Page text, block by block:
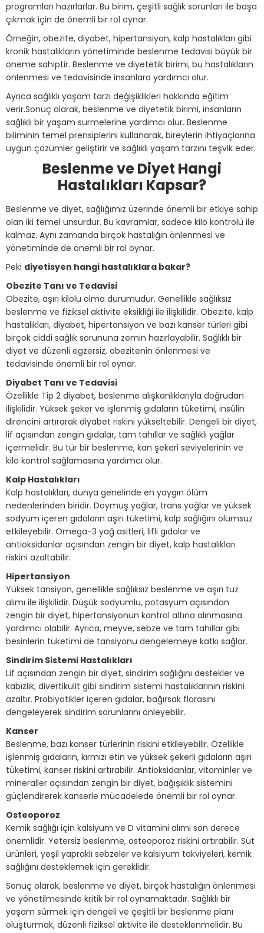
programları hazırlarlar. Bu birim, çeşitli sağlık sorunları ile başa
çıkmak için de önemli bir rol oynar.
Örneğin, obezite, diyabet, hipertansiyon, kalp hastalıkları gibi
kronik hastalıkların yönetiminde beslenme tedavisi büyük bir
öneme sahiptir. Beslenme ve diyetetik birimi, bu hastalıkların
önlenmesi ve tedavisinde insanlara yardımcı olur.
Ayrıca sağlıklı yaşam tarzı değişiklikleri hakkında eğitim
verir.Sonuç olarak, beslenme ve diyetetik birimi, insanların
sağlıklı bir yaşam sürmelerine yardımcı olur. Beslenme
biliminin temel prensiplerini kullanarak, bireylerin ihtiyaçlarına
uygun çözümler geliştirir ve sağlıklı yaşam tarzını teşvik eder.
Beslenme ve Diyet Hangi
Hastalıkları Kapsar?
Beslenme ve diyet, sağlığımız üzerinde önemli bir etkiye sahip
olan iki temel unsurdur. Bu kavramlar, sadece kilo kontrolü ile
kalmaz. Aynı zamanda birçok hastalığın önlenmesi ve
yönetiminde de önemli bir rol oynar.
Peki diyetisyen hangi hastalıklara bakar?
Obezite Tanı ve Tedavisi
Obezite, aşırı kilolu olma durumudur. Genellikle sağlıksız
beslenme ve fiziksel aktivite eksikliği ile ilişkilidir. Obezite, kalp
hastalıkları, diyabet, hipertansiyon ve bazı kanser türleri gibi
birçok ciddi sağlık sorununa zemin hazırlayabilir. Sağlıklı bir
diyet ve düzenli egzersiz, obezitenin önlenmesi ve
tedavisinde önemli bir rol oynar.
Diyabet Tanı ve Tedavisi
Özellikle Tip 2 diyabet, beslenme alışkanlıklarıyla doğrudan
ilişkilidir. Yüksek şeker ve işlenmiş gıdaların tüketimi, insülin
direncini artırarak diyabet riskini yükseltebilir. Dengeli bir diyet,
lif açısından zengin gıdalar, tam tahıllar ve sağlıklı yağlar
içermelidir. Bu tür bir beslenme, kan şekeri seviyelerinin ve
kilo kontrol sağlamasına yardımcı olur.
Kalp Hastalıkları
Kalp hastalıkları, dünya genelinde en yaygın ölüm
nedenlerinden biridir. Doymuş yağlar, trans yağlar ve yüksek
sodyum içeren gıdaların aşırı tüketimi, kalp sağlığını olumsuz
etkileyebilir. Omega-3 yağ asitleri, lifli gıdalar ve
antioksidanlar açısından zengin bir diyet, kalp hastalıkları
riskini azaltabilir.
Hipertansiyon
Yüksek tansiyon, genellikle sağlıksız beslenme ve aşırı tuz
alımı ile ilişkilidir. Düşük sodyumlu, potasyum açısından
zengin bir diyet, hipertansiyonun kontrol altına alınmasına
yardımcı olabilir. Ayrıca, meyve, sebze ve tam tahıllar gibi
besinlerin tüketimi de tansiyonu dengelemeye katkı sağlar.
Sindirim Sistemi Hastalıkları
Lif açısından zengin bir diyet, sindirim sağlığını destekler ve
kabızlık, divertikülit gibi sindirim sistemi hastalıklarının riskini
azaltır. Probiyotikler içeren gıdalar, bağırsak florasını
dengeleyerek sindirim sorunlarını önleyebilir.
Kanser
Beslenme, bazı kanser türlerinin riskini etkileyebilir. Özellikle
işlenmiş gıdaların, kırmızı etin ve yüksek şekerli gıdaların aşırı
tüketimi, kanser riskini artırabilir. Antioksidanlar, vitaminler ve
mineraller açısından zengin bir diyet, bağışıklık sistemini
güçlendirerek kanserle mücadelede önemli bir rol oynar.
Osteoporoz
Kemik sağlığı için kalsiyum ve D vitamini alımı son derece
önemlidir. Yetersiz beslenme, osteoporoz riskini artırabilir. Süt
ürünleri, yeşil yapraklı sebzeler ve kalsiyum takviyeleri, kemik
sağlığını desteklemek için gereklidir.
Sonuç olarak, beslenme ve diyet, birçok hastalığın önlenmesi
ve yönetilmesinde kritik bir rol oynamaktadır. Sağlıklı bir
yaşam sürmek için dengeli ve çeşitli bir beslenme planı
oluşturmak, düzenli fiziksel aktivite ile desteklenmelidir. Bu